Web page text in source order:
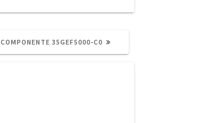
SIGUIENTE
COMPONENTE 35GEF5000-C0